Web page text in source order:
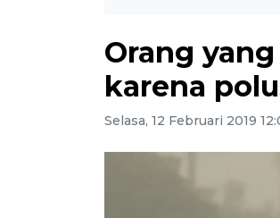
Orang
karena
Selasa, 12 Februari 2019